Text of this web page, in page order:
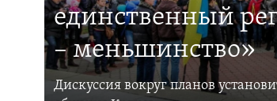
единственный
– меньшинство»
Дискуссия вокруг планов